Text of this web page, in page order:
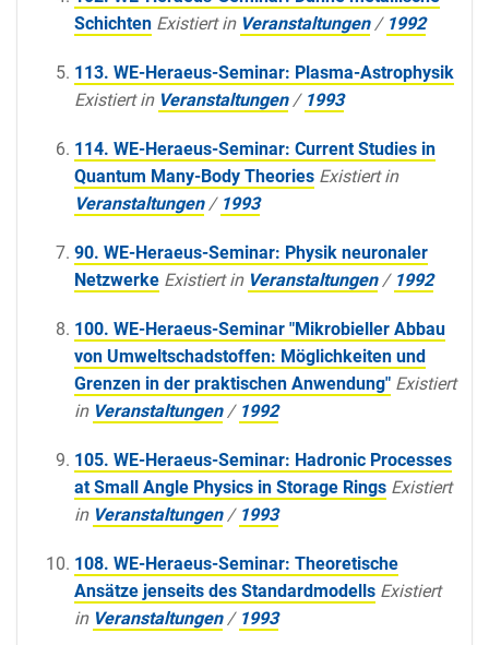
Schichten Existiert in Veranstaltungen / 1992
113. WE-Heraeus-Seminar: Plasma-Astrophysik
Existiert in Veranstaltungen / 1993
114. WE-Heraeus-Seminar: Current Studies in
Quantum Many-Body Theories Existiert in
Veranstaltungen / 1993
90. WE-Heraeus-Seminar: Physik neuronaler
Netzwerke Existiert in Veranstaltungen / 1992
100. WE-Heraeus-Seminar "Mikrobieller Abbau
von Umweltschadstoffen: Möglichkeiten und
Grenzen in der praktischen Anwendung" Existiert
in Veranstaltungen / 1992
105. WE-Heraeus-Seminar: Hadronic Processes
at Small Angle Physics in Storage Rings Existiert
in Veranstaltungen / 1993
108. WE-Heraeus-Seminar: Theoretische
Ansätze jenseits des Standardmodells Existiert
in Veranstaltungen / 1993